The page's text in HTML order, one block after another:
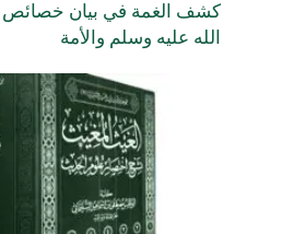
كشف الغمة في بيان
الله عليه وسلم والأمة